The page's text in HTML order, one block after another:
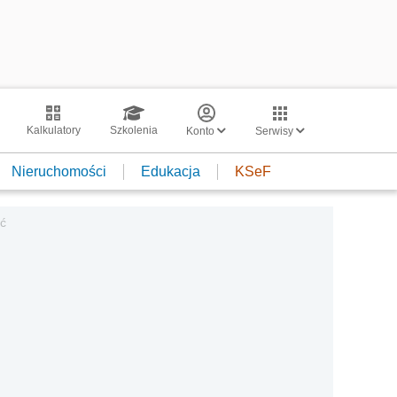
Kalkulatory Szkolenia Konto Serwisy
Nieruchomości Edukacja KSeF